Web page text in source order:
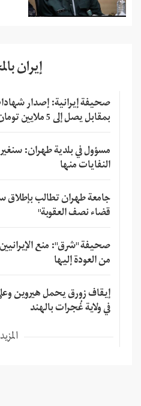
إيران
صحيفة إيرانية: إصدار
بمقابل يصل إلى 5 ملايين تومان
مسؤول في بلدية طهران:
النفايات منها
جامعة طهران تطالب بإطلاق
قضاء نصف العقوبة"
صحيفة "شرق": منع الإيرانيين
من العودة إليها
إيقاف زورق يحمل هيروين
في ولاية غُجرات بالهند